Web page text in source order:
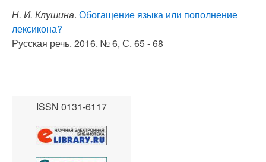
Н. И. Клушина. Обогащение языка или пополнение
лексикона?
Русская речь. 2016. № 6, С. 65 - 68
ISSN 0131-6117